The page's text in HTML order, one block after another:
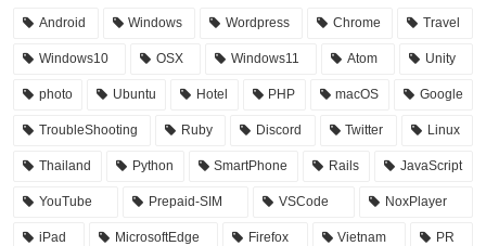
Android Windows Wordpress Chrome Travel
Windows10 OSX Windows11 Atom Unity
photo Ubuntu Hotel PHP macOS Google
TroubleShooting Ruby Discord Twitter Linux
Thailand Python SmartPhone Rails JavaScript
YouTube Prepaid-SIM VSCode NoxPlayer
iPad MicrosoftEdge Firefox Vietnam PR